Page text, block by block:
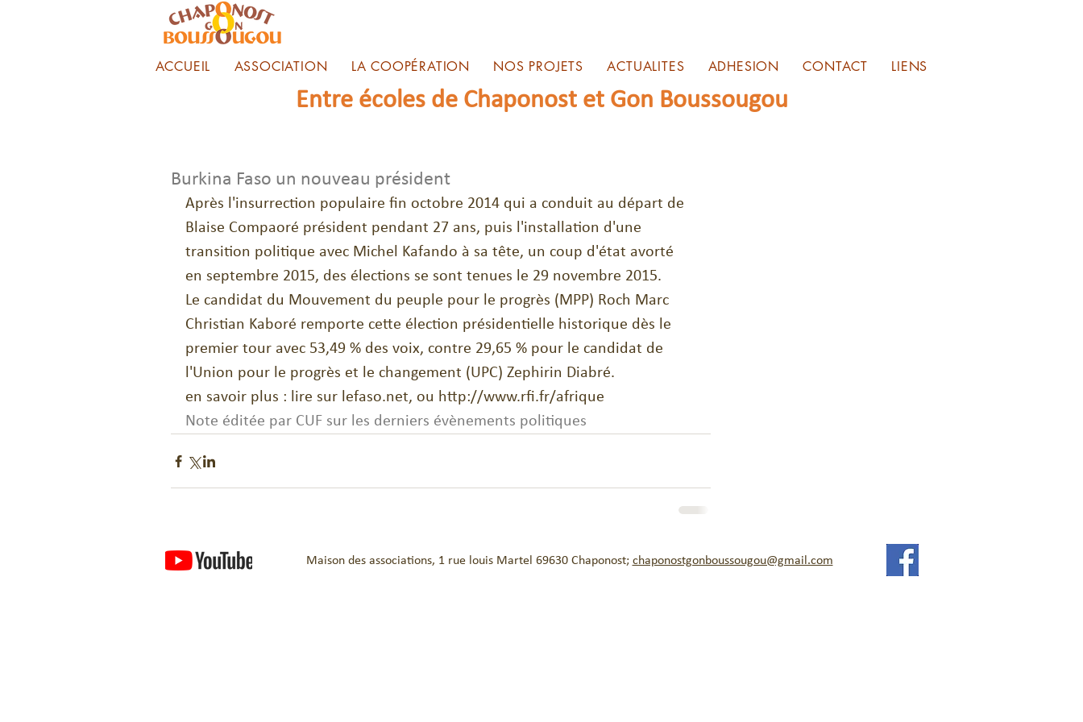
ACCUEIL ASSOCIATION LA COOPÉRATION NOS PROJETS ACTUALITES ADHESION CONTACT LIENS
Entre écoles de Chaponost et Gon Boussougou
Burkina Faso un nouveau président
Après l'insurrection populaire fin octobre 2014 qui a conduit au départ de
Blaise Compaoré président pendant 27 ans, puis l'installation d'une
transition politique avec Michel Kafando à sa tête, un coup d'état avorté
en septembre 2015, des élections se sont tenues le 29 novembre 2015.
Le candidat du Mouvement du peuple pour le progrès (MPP) Roch Marc
Christian Kaboré remporte cette élection présidentielle historique dès le
premier tour avec 53,49 % des voix, contre 29,65 % pour le candidat de
l'Union pour le progrès et le changement (UPC) Zephirin Diabré.
en savoir plus : lire sur lefaso.net, ou http://www.rfi.fr/afrique
Note éditée par CUF sur les derniers évènements politiques
Maison des associations, 1 rue louis Martel 69630 Chaponost; chaponostgonboussougou@gmail.com